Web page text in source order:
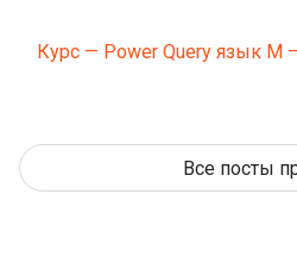
Курс — Power Query язык М
Все посты